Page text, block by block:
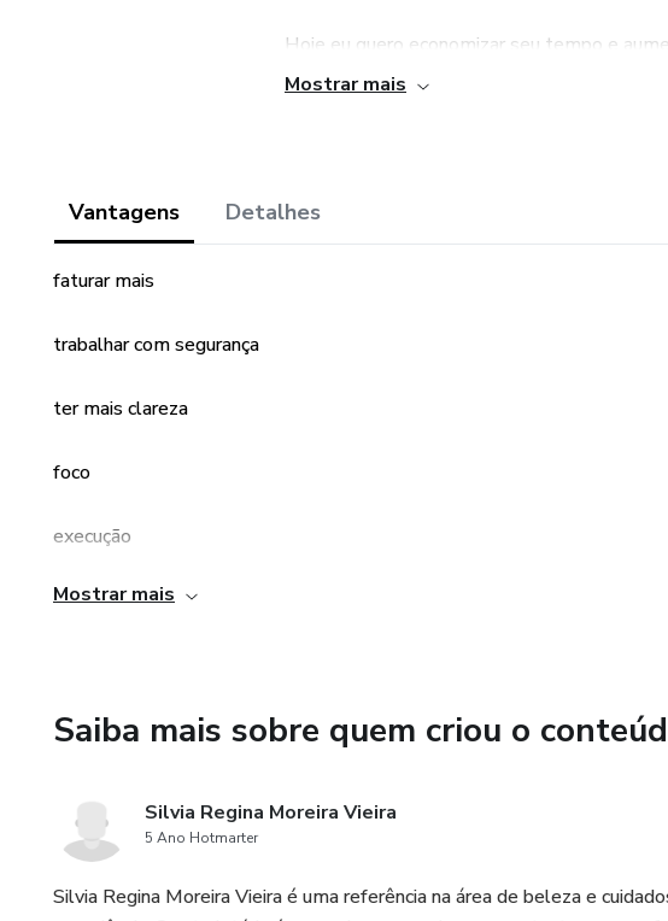
Hoje eu quero economizar seu tempo e
coisas que você gosta na sua rotina.
Mostrar mais
Vantagens Detalhes
faturar mais
trabalhar com segurança
ter mais clareza
foco
execução
resultados
Mostrar mais
Saiba mais sobre quem criou o
Silvia Regina Moreira Vieira
5 Ano Hotmarter
Silvia Regina Moreira Vieira é uma referência na área de beleza e